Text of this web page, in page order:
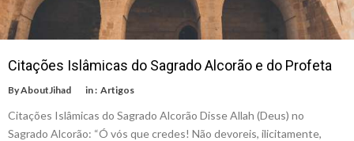
Citações Islâmicas do Sagrado Alcorão e do Profeta
ByAboutJihad in : Artigos
Citações Islâmicas do Sagrado Alcorão Disse Allah (Deus) no
Sagrado Alcorão: “Ó vós que credes! Não devoreis, ilicitamente,